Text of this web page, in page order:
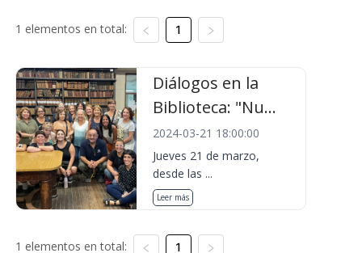
1 elementos en total: 1
Diálogos en la
Biblioteca: "Nu...
2024-03-21 18:00:00
Jueves 21 de marzo,
desde las ...
Leer más
1 elementos en total: 1